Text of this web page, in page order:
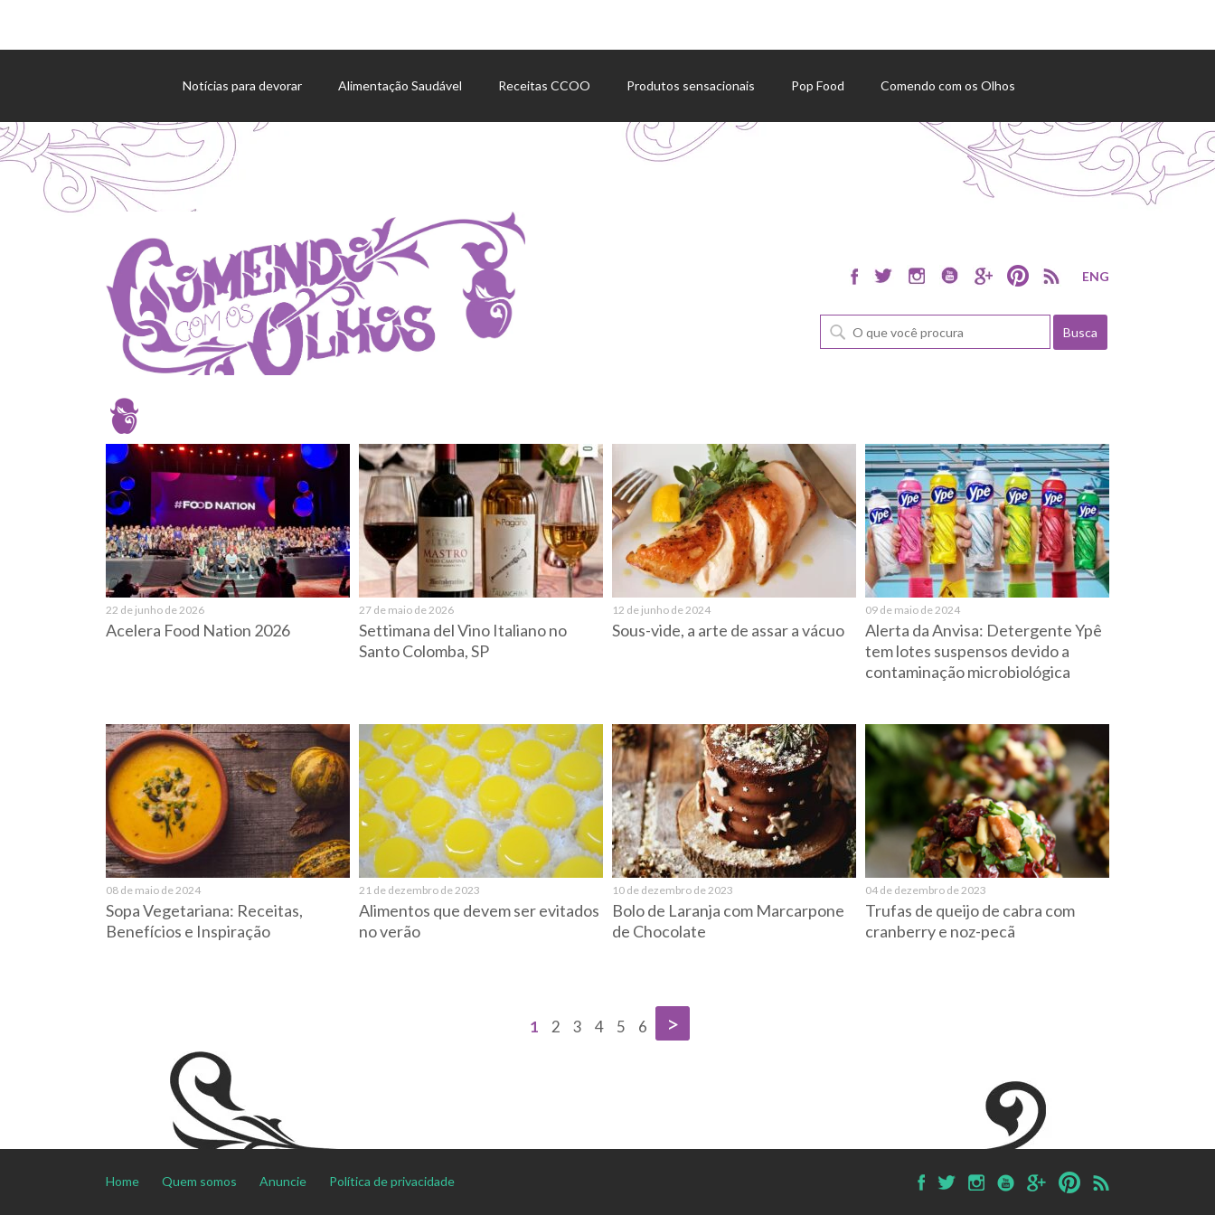
Notícias para devorar Alimentação Saudável Receitas CCOO Produtos sensacionais Pop Food Comendo com os Olhos
Agenda de eventos
ENG
22 de junho de 2026
Acelera Food Nation 2026
27 de maio de 2026
Settimana del Vino Italiano no
Santo Colomba, SP
12 de junho de 2024
Sous-vide, a arte de assar a vácuo
09 de maio de 2024
Alerta da Anvisa: Detergente Ypê
tem lotes suspensos devido a
contaminação microbiológica
08 de maio de 2024
Sopa Vegetariana: Receitas,
Benefícios e Inspiração
21 de dezembro de 2023
Alimentos que devem ser evitados
no verão
10 de dezembro de 2023
Bolo de Laranja com Marcarpone
de Chocolate
04 de dezembro de 2023
Trufas de queijo de cabra com
cranberry e noz-pecã
1 2 3 4 5 6 >
Home Quem somos Anuncie Política de privacidade